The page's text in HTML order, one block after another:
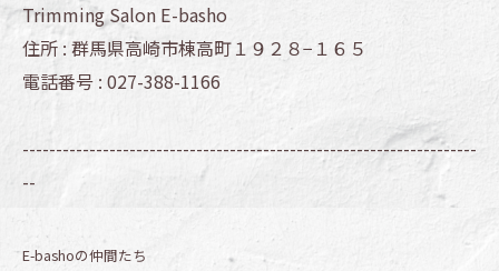
Trimming Salon E-basho
住所 : 群馬県高崎市棟高町１９２８−１６５
電話番号 : 027-388-1166
--------------------------------------------------------------------
--
E-bashoの仲間たち